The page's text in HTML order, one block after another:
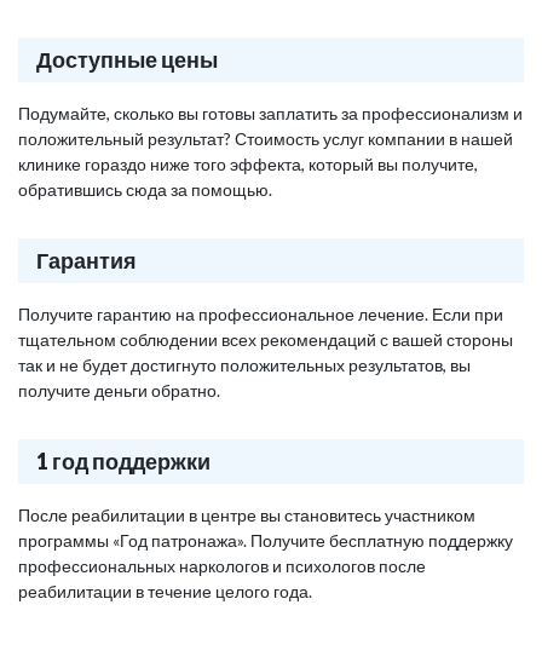
Доступные цены
Подумайте, сколько вы готовы заплатить за профессионализм и
положительный результат? Стоимость услуг компании в нашей
клинике гораздо ниже того эффекта, который вы получите,
обратившись сюда за помощью.
Гарантия
Получите гарантию на профессиональное лечение. Если при
тщательном соблюдении всех рекомендаций с вашей стороны
так и не будет достигнуто положительных результатов, вы
получите деньги обратно.
1 год поддержки
После реабилитации в центре вы становитесь участником
программы «Год патронажа». Получите бесплатную поддержку
профессиональных наркологов и психологов после
реабилитации в течение целого года.